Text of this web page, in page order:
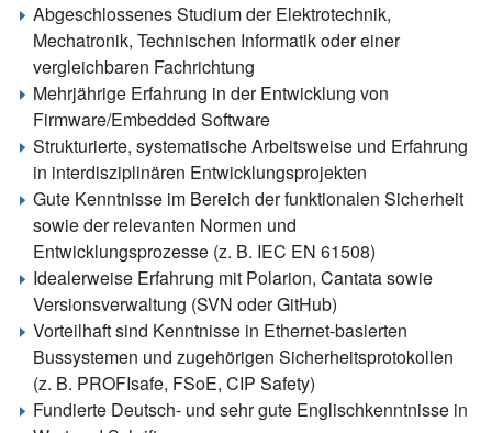
Abgeschlossenes Studium der Elektrotechnik,
Mechatronik, Technischen Informatik oder einer
vergleichbaren Fachrichtung
Mehrjährige Erfahrung in der Entwicklung von
Firmware/Embedded Software
Strukturierte, systematische Arbeitsweise und Erfahrung
in interdisziplinären Entwicklungsprojekten
Gute Kenntnisse im Bereich der funktionalen Sicherheit
sowie der relevanten Normen und
Entwicklungsprozesse (z. B. IEC EN 61508)
Idealerweise Erfahrung mit Polarion, Cantata sowie
Versionsverwaltung (SVN oder GitHub)
Vorteilhaft sind Kenntnisse in Ethernet-basierten
Bussystemen und zugehörigen Sicherheitsprotokollen
(z. B. PROFIsafe, FSoE, CIP Safety)
Fundierte Deutsch- und sehr gute Englischkenntnisse in